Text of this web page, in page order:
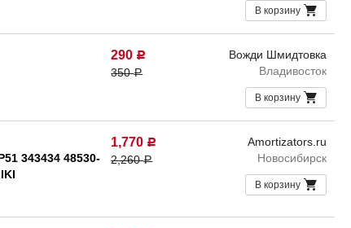
В корзину
290 Р
350Р
Вожди Шмидтовка
Владивосток
В корзину
343434 48530-
1,770 Р
2,260Р
Amortizators.ru
Новосибирск
В корзину